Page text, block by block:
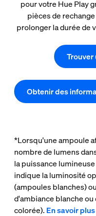
pour votre Hue Play
pièces de
prolonger la durée de
Obtenir des
*Lorsqu'une ampoule
nombre de lumens
la puissance
indique la luminosité
(ampoules blanches)
d'ambiance blanche
colorée). En savoir